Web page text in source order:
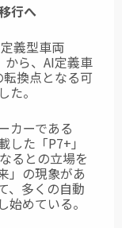
行へ
義型車両
から、AI定義車
換点となる可
。
カーである
した「P7+」
るとの立場を
」の現象があ
、多くの自動
始めている。